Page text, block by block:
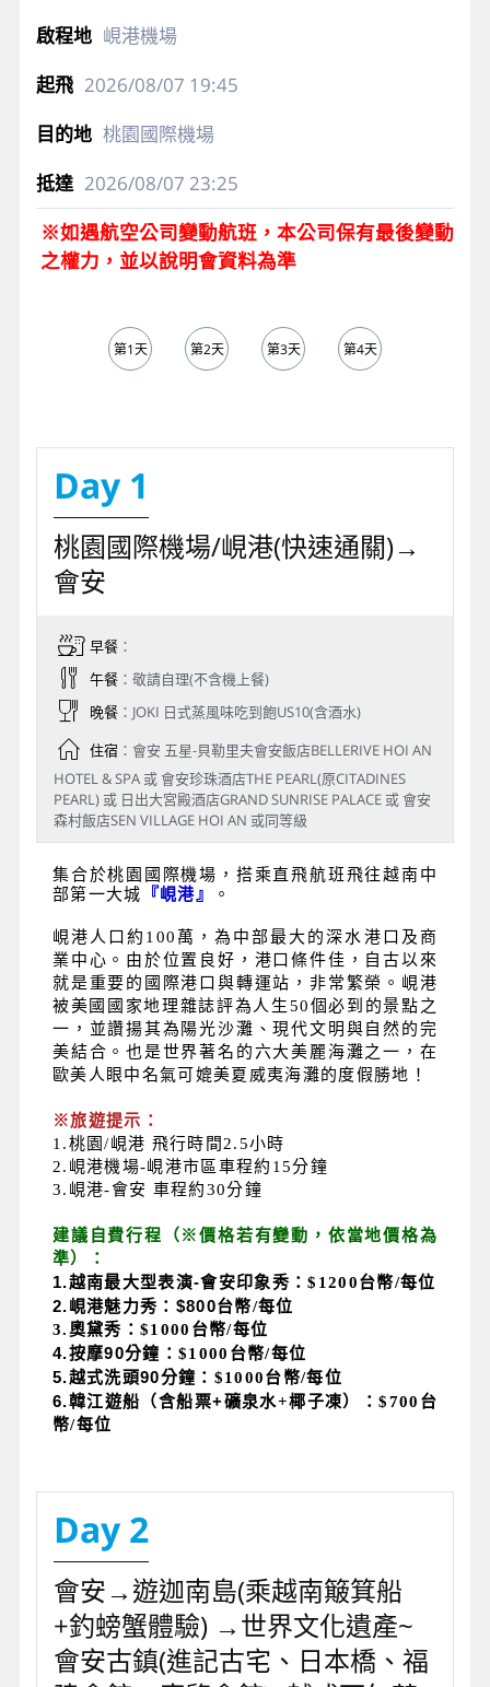
峴港機場
2026/08/07 19:45
桃園國際機場
2026/08/07 23:25
※如遇航空公司變動航班，本公司保有最後變動
之權力，並以說明會資料為準
第1天 第2天 第3天 第4天
Day 1
桃園國際機場/峴港(快速通關)→
會安
早餐：
午餐：敬請自理(不含機上餐)
晚餐：JOKI 日式蒸風味吃到飽US10(含酒水)
住宿：會安 五星-貝勒里夫會安飯店BELLERIVE HOI AN
HOTEL & SPA 或 會安珍珠酒店THE PEARL(原CITADINES
PEARL) 或 日出大宮殿酒店GRAND SUNRISE PALACE 或 會安
森村飯店SEN VILLAGE HOI AN 或同等級
集合於桃園國際機場，搭乘直飛航班飛往越南中
部第一大城 『峴港』 。
峴港人口約100萬，為中部最大的深水港口及商
業中心。由於位置良好，港口條件佳，自古以來
就是重要的國際港口與轉運站，非常繁榮。峴港
被美國國家地理雜誌評為人生50個必到的景點之
一，並讚揚其為陽光沙灘、現代文明與自然的完
美結合。也是世界著名的六大美麗海灘之一，在
歐美人眼中名氣可媲美夏威夷海灘的度假勝地！
※旅遊提示：
1.桃園/峴港 飛行時間2.5小時
2.峴港機場-峴港市區車程約15分鐘
3.峴港-會安 車程約30分鐘
建議自費行程（※價格若有變動，依當地價格為
準）：
1.越南最大型表演-會安印象秀：$1200台幣/每位
2.峴港魅力秀：$800台幣/每位
3.奧黛秀：$1000台幣/每位
4.按摩90分鐘：$1000台幣/每位
5.越式洗頭90分鐘：$1000台幣/每位
6.韓江遊船（含船票+礦泉水+椰子凍）：$700台
幣/每位
Day 2
會安→遊迦南島(乘越南簸箕船
+釣螃蟹體驗) →世界文化遺產~
會安古鎮(進記古宅、日本橋、福